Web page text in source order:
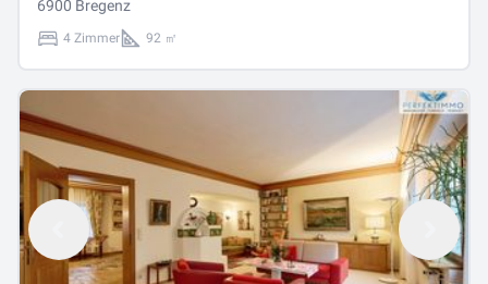
6900 Bregenz
4 Zimmer 92 ㎡